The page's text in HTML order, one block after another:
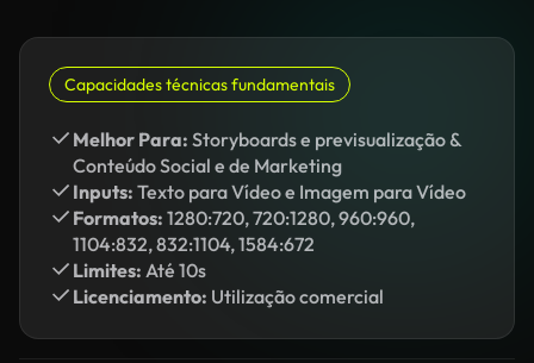
Capacidades técnicas fundamentais
Melhor Para: Storyboards e previsualização &
Conteúdo Social e de Marketing
Inputs: Texto para Vídeo e Imagem para Vídeo
Formatos: 1280:720, 720:1280, 960:960,
1104:832, 832:1104, 1584:672
Limites: Até 10s
Licenciamento: Utilização comercial